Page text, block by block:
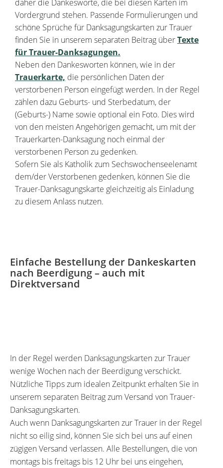
daher die Dankesworte, die bei diesen Karten im
Vordergrund stehen. Passende Formulierungen und
schöne Sprüche für Danksagungskarten zur Trauer
finden Sie in unserem separaten Beitrag überTexte
für Trauer-Danksagungen.
Neben den Dankesworten können, wie in der
Trauerkarte, die persönlichen Daten der
verstorbenen Person eingefügt werden. In der Regel
zählen dazu Geburts- und Sterbedatum, der
(Geburts-) Name sowie optional ein Foto. Dies wird
von den meisten Angehörigen gemacht, um mit der
Trauerkarten-Danksagung noch einmal der
verstorbenen Person zu gedenken.
Sofern Sie als Katholik zum Sechswochenseelenamt
dem/der Verstorbenen gedenken, können Sie die
Trauer-Danksagungskarte gleichzeitig als Einladung
zu diesem Anlass nutzen.
Einfache Bestellung der Dankeskarten
nach Beerdigung – auch mit
Direktversand
In der Regel werden Danksagungskarten zur Trauer
wenige Wochen nach der Beerdigung verschickt.
Nützliche Tipps zum idealen Zeitpunkt erhalten Sie in
unserem separaten Beitrag zum Versand von Trauer-
Danksagungskarten.
Auch wenn Danksagungskarten zur Trauer in der Regel
nicht so eilig sind, können Sie sich bei uns auf einen
zügigen Versand verlassen. Alle Bestellungen, die von
montags bis freitags bis 12 Uhr bei uns eingehen,